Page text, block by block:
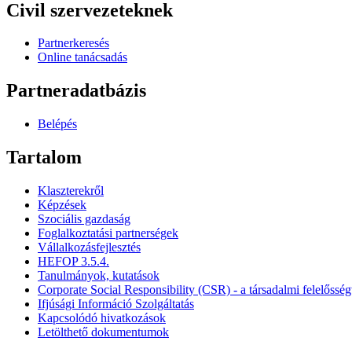
Civil szervezeteknek
Partnerkeresés
Online tanácsadás
Partneradatbázis
Belépés
Tartalom
Klaszterekről
Képzések
Szociális gazdaság
Foglalkoztatási partnerségek
Vállalkozásfejlesztés
HEFOP 3.5.4.
Tanulmányok, kutatások
Corporate Social Responsibility (CSR) - a társadalmi
Ifjúsági Információ Szolgáltatás
Kapcsolódó hivatkozások
Letölthető dokumentumok